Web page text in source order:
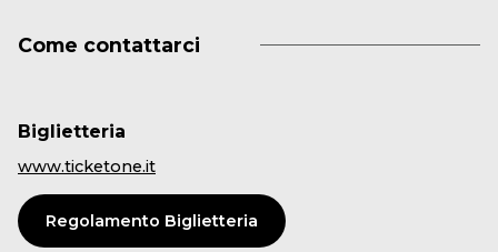
Come contattarci
Biglietteria
www.ticketone.it
Regolamento Biglietteria